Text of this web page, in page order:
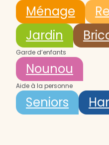
Ménage
Jardin
Garde d’enfants
Nounou
Aide à la personne
Seniors